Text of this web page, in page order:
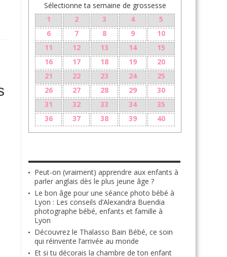
Sélectionne ta semaine de grossesse
1
2 3 4
5
6
7 8 9
10
11
12 13 14
15
16
17 18 19
20
21
22 23 24
25
26
27 28 29
30
31
32 33 34
35
36
37 38 39 40
Peut-on (vraiment) apprendre aux enfants à
parler anglais dès le plus jeune âge ?
Le bon âge pour une séance photo bébé à
Lyon : Les conseils d’Alexandra Buendia
photographe bébé, enfants et famille à
Lyon
Découvrez le Thalasso Bain Bébé, ce soin
qui réinvente l’arrivée au monde
Et si tu décorais la chambre de ton enfant